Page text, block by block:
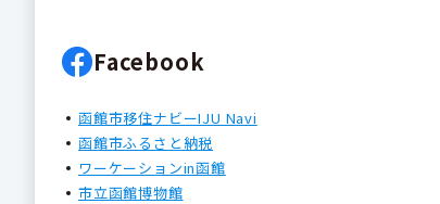
Facebook
函館市移住ナビーIJU Navi
函館市ふるさと納税
ワーケーションin函館
市立函館博物館